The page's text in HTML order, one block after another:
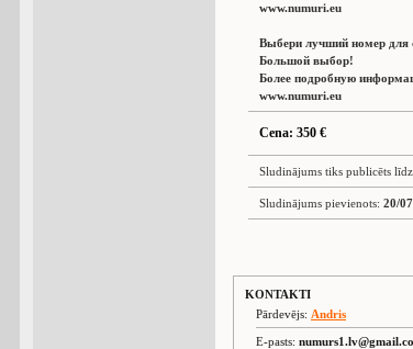
www.numuri.eu
Выбери лучший номер для
Большой выбор!
Более подробную
www.numuri.eu
Cena: 350 €
Sludinājums tiks publicēts
Sludinājums pievienots: 20/
KONTAKTI
Pārdevējs: Andris
E-pasts: